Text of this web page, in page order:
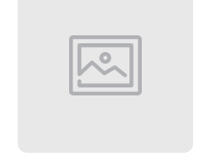
Название - Я-А
Название - А-Я